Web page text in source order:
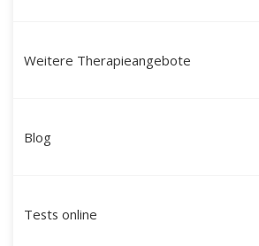
Weitere Therapieangebote
Blog
Tests online
Lippstadt: Ihr Weg